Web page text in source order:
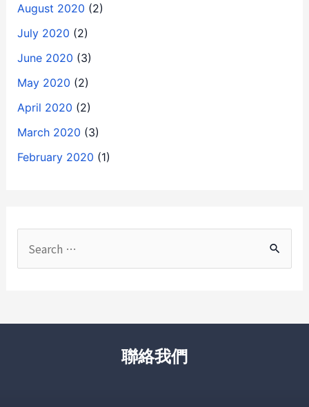
August 2020 (2)
July 2020 (2)
June 2020 (3)
May 2020 (2)
April 2020 (2)
March 2020 (3)
February 2020 (1)
聯絡我們